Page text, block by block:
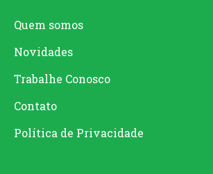
Quem somos
Novidades
Trabalhe Conosco
Contato
Política de Privacidade